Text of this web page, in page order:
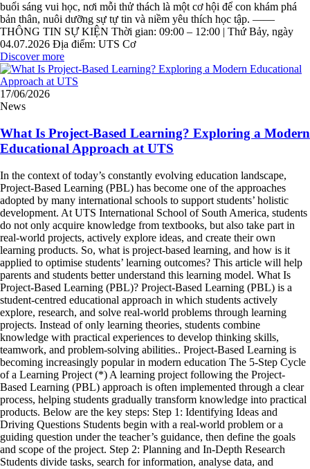
buổi sáng vui học, nơi mỗi thử thách là một cơ hội để con khám phá
bản thân, nuôi dưỡng sự tự tin và niềm yêu thích học tập. ——
THÔNG TIN SỰ KIỆN Thời gian: 09:00 – 12:00 | Thứ Bảy, ngày
04.07.2026 Địa điểm: UTS Cơ
Discover more
17/06/2026
News
What Is Project-Based Learning? Exploring a Modern
Educational Approach at UTS
In the context of today’s constantly evolving education landscape,
Project-Based Learning (PBL) has become one of the approaches
adopted by many international schools to support students’ holistic
development. At UTS International School of South America, students
do not only acquire knowledge from textbooks, but also take part in
real-world projects, actively explore ideas, and create their own
learning products. So, what is project-based learning, and how is it
applied to optimise students’ learning outcomes? This article will help
parents and students better understand this learning model. What Is
Project-Based Learning (PBL)? Project-Based Learning (PBL) is a
student-centred educational approach in which students actively
explore, research, and solve real-world problems through learning
projects. Instead of only learning theories, students combine
knowledge with practical experiences to develop thinking skills,
teamwork, and problem-solving abilities.. Project-Based Learning is
becoming increasingly popular in modern education The 5-Step Cycle
of a Learning Project (*) A learning project following the Project-
Based Learning (PBL) approach is often implemented through a clear
process, helping students gradually transform knowledge into practical
products. Below are the key steps: Step 1: Identifying Ideas and
Driving Questions Students begin with a real-world problem or a
guiding question under the teacher’s guidance, then define the goals
and scope of the project. Step 2: Planning and In-Depth Research
Students divide tasks, search for information, analyse data, and